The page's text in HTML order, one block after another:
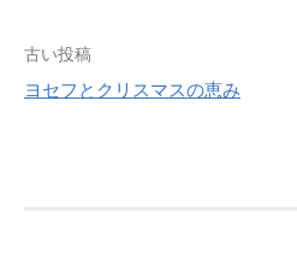
投
稿
古い投稿
ヨセフとクリスマスの恵み